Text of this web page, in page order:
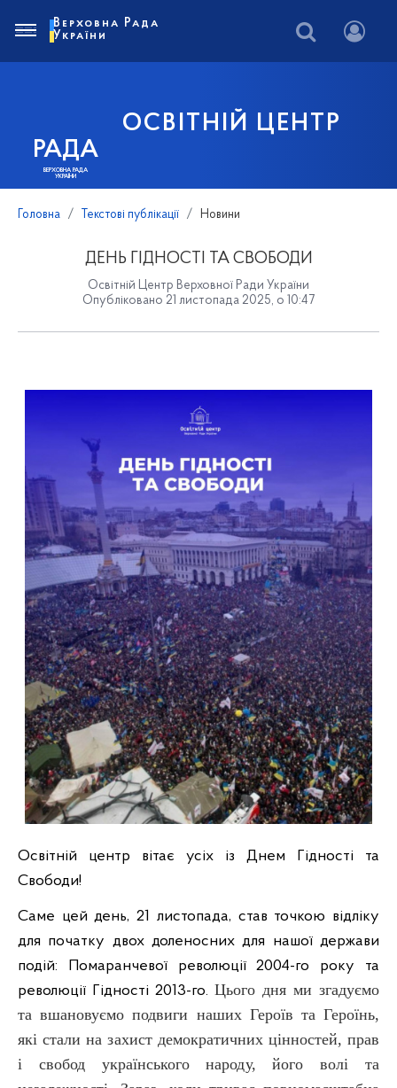
РАДА
ВЕРХОВНА РАДА
УКРАЇНИ
ОСВІТНІЙ ЦЕНТР
Верховна Рада
України
Головна Текстові публікації Новини
ДЕНЬ ГІДНОСТІ ТА СВОБОДИ
Освітній Центр Верховної Ради України
Опубліковано 21 листопада 2025, о 10:47
Освітній центр вітає усіх із Днем Гідності та
Свободи!
Саме цей день, 21 листопада, став точкою відліку
для початку двох доленосних для нашої держави
подій: Помаранчевої революції 2004-го року та
революції Гідності 2013-го. Цього дня ми згадуємо
та вшановуємо подвиги наших Героїв та Героїнь,
які стали на захист демократичних цінностей, прав
і свобод українського народу, його волі та